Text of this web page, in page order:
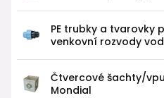
PE trubky a tvarovky
venkovní rozvody
Čtvercové šachty/
Mondial